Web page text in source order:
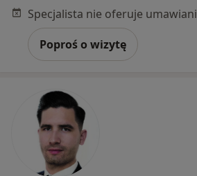
Poproś o wizytę